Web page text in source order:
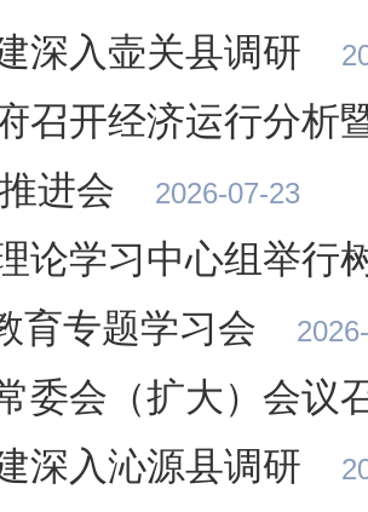
深入壶关县调研
召开经济运行分析
进会
2026-07-23
论学习中心组举行
育专题学习会
委会（扩大）会议
深入沁源县调研